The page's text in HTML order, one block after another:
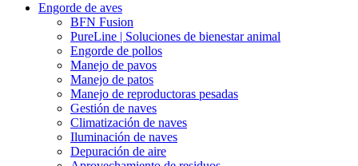
Engorde de aves
BFN Fusion
PureLine | Soluciones de bienestar animal
Engorde de pollos
Manejo de pavos
Manejo de patos
Manejo de reproductoras pesadas
Gestión de naves
Climatización de naves
Iluminación de naves
Depuración de aire